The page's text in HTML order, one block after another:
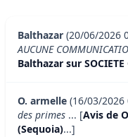
Balthazar (20/06/2026
AUCUNE
Balthazar sur
O. armelle (16/03/
des primes ... [Avis de
(Sequoia)...]